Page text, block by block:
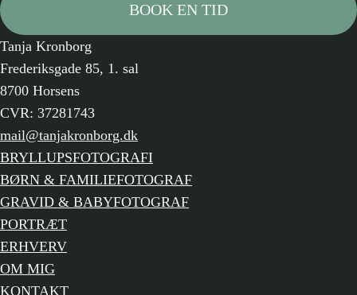
BOOK EN TID
Tanja Kronborg
Frederiksgade 85, 1. sal
8700 Horsens
CVR: 37281743
mail@tanjakronborg.dk
BRYLLUPSFOTOGRAFI
BØRN & FAMILIEFOTOGRAF
GRAVID & BABYFOTOGRAF
PORTRÆT
ERHVERV
OM MIG
KONTAKT